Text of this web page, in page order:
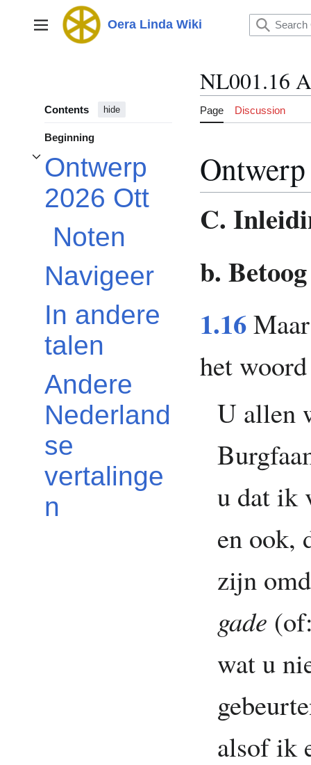
Main menu Oera Linda Wiki
Contents hide
Beginning
Ontwerp
2026 Ott
Toggle Ontwerp 2026 Ott subsection
Noten
Navigeer
In andere
talen
Andere
Nederland
se
vertalinge
n
NL001.16
Page Discussion
C.
b.
1.16
het
U allen
u dat ik
en ook,
zijn
gade
wat u
alsof ik